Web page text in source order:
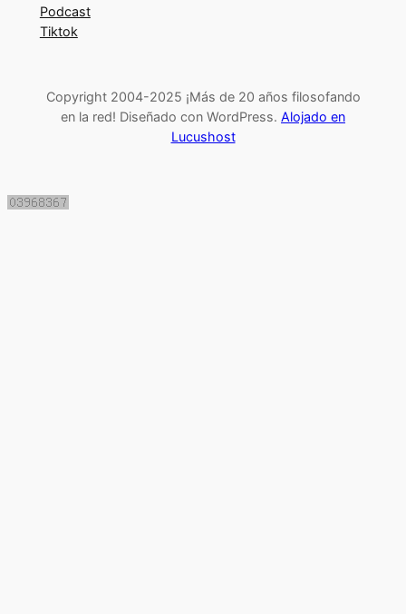
Podcast
Tiktok
Copyright 2004-2025 ¡Más de 20 años filosofando
en la red! Diseñado con WordPress. Alojado en
Lucushost